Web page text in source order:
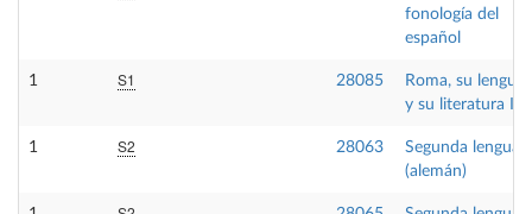
fonología del
español
1 S1 28085
Roma, su lengua
y su literatura I
1 S2 28063
Segunda lengua
(alemán)